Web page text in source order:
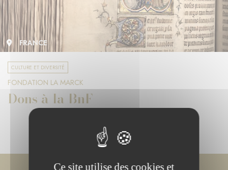
FRANCE
CULTURE ET DIVERSITÉ
FONDATION LA MARCK
Dons à la BnF
Ce site utilise des cookies et